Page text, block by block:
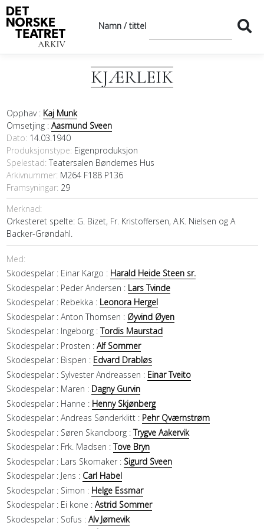
Namn / tittel
KJÆRLEIK
Opphav : Kaj Munk
Omsetjing : Aasmund Sveen
Dato 14.03.1940
Produksjonstype: Eigenproduksjon
Spelestad: Teatersalen Bøndernes Hus
Arkivnummer: M264 F188 P136
Framsyningar: 29
Merknad:
Orkesteret spelte: G. Bizet, Fr. Kristoffersen, A.K. Nielsen og A
Backer-Grøndahl.
Med:
Skodespelar : Einar Kargo : Harald Heide Steen sr.
Skodespelar : Peder Andersen : Lars Tvinde
Skodespelar : Rebekka : Leonora Hergel
Skodespelar : Anton Thomsen : Øyvind Øyen
Skodespelar : Ingeborg :Tordis Maurstad
Skodespelar : Prosten : Alf Sommer
Skodespelar : Bispen : Edvard Drabløs
Skodespelar : Sylvester Andreassen : Einar Tveito
Skodespelar : Maren : Dagny Gurvin
Skodespelar : Hanne : Henny Skjønberg
Skodespelar : Andreas Sønderklitt : Pehr Qværnstrøm
Skodespelar : Søren Skandborg :Trygve Aakervik
Skodespelar : Frk. Madsen :Tove Bryn
Skodespelar : Lars Skomaker : Sigurd Sveen
Skodespelar : Jens : Carl Habel
Skodespelar : Simon : Helge Essmar
Skodespelar : Ei kone : Astrid Sommer
Skodespelar : Sofus : Alv Jørnevik